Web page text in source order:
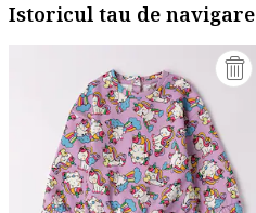
Istoricul tau de navigare